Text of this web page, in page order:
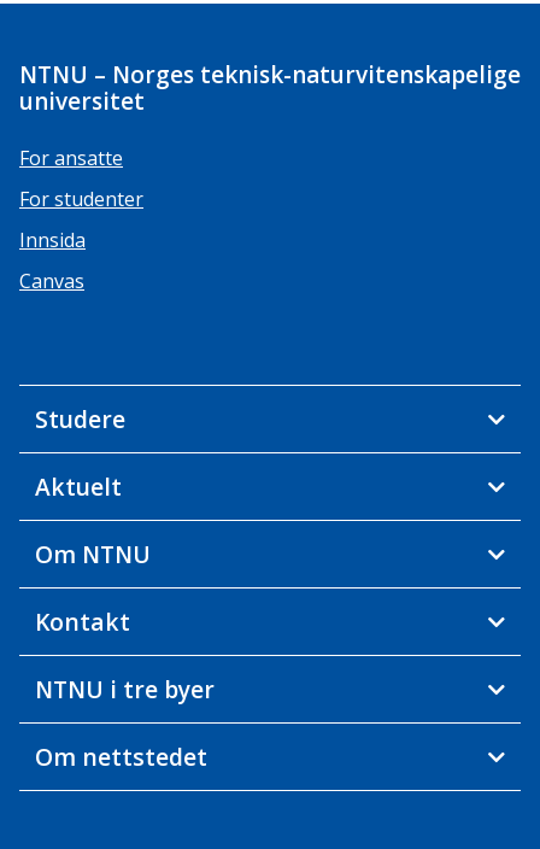
NTNU – Norges teknisk-naturvitenskapelige
universitet
For ansatte
For studenter
Innsida
Canvas
Studere
Aktuelt
Om NTNU
Kontakt
NTNU i tre byer
Om nettstedet